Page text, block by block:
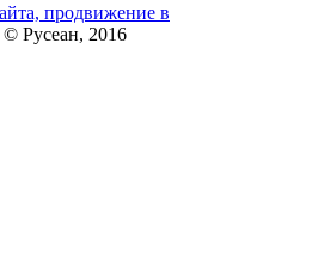
продвижение в
Русеан, 2016